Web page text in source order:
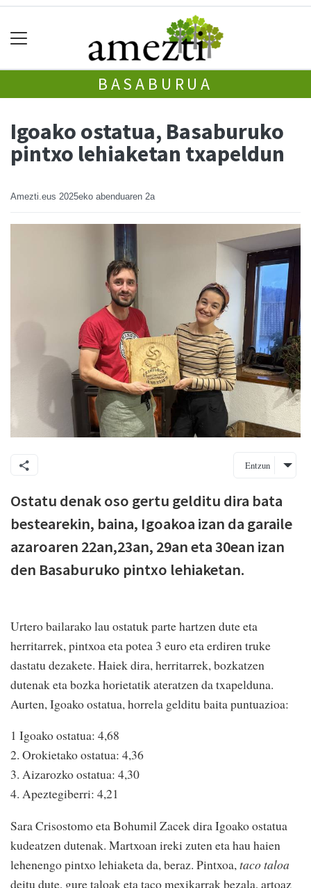
BASABURUA
Igoako ostatua, Basaburuko
pintxo lehiaketan txapeldun
Amezti.eus 2025eko abenduaren 2a
Entzun
Ostatu denak oso gertu gelditu dira bata
bestearekin, baina, Igoakoa izan da garaile
azaroaren 22an,23an, 29an eta 30ean izan
den Basaburuko pintxo lehiaketan.
Urtero bailarako lau ostatuk parte hartzen dute eta
herritarrek, pintxoa eta potea 3 euro eta erdiren truke
dastatu dezakete. Haiek dira, herritarrek, bozkatzen
dutenak eta bozka horietatik ateratzen da txapelduna.
Aurten, Igoako ostatua, horrela gelditu baita puntuazioa:
1 Igoako ostatua: 4,68
2. Orokietako ostatua: 4,36
3. Aizarozko ostatua: 4,30
4. Apeztegiberri: 4,21
Sara Crisostomo eta Bohumil Zacek dira Igoako ostatua
kudeatzen dutenak. Martxoan ireki zuten eta hau haien
lehenengo pintxo lehiaketa da, beraz. Pintxoa, taco taloa
deitu dute, gure taloak eta taco mexikarrak bezala, artoaz